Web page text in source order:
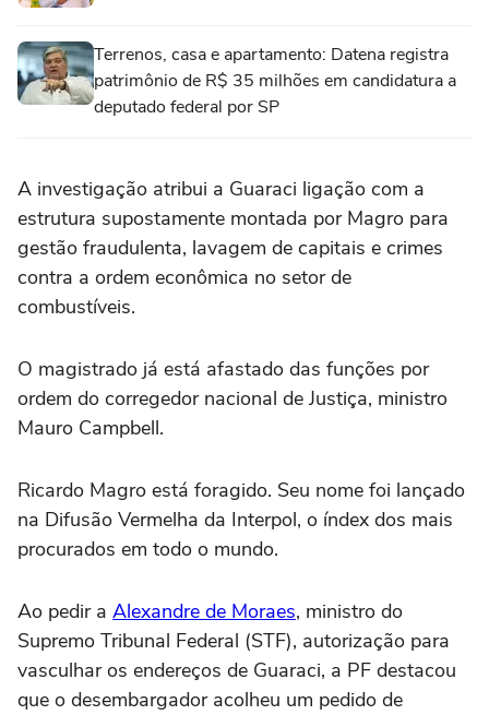
Terrenos, casa e apartamento: Datena registra
patrimônio de R$ 35 milhões em candidatura a
deputado federal por SP
A investigação atribui a Guaraci ligação com a
estrutura supostamente montada por Magro para
gestão fraudulenta, lavagem de capitais e crimes
contra a ordem econômica no setor de
combustíveis.
O magistrado já está afastado das funções por
ordem do corregedor nacional de Justiça, ministro
Mauro Campbell.
Ricardo Magro está foragido. Seu nome foi lançado
na Difusão Vermelha da Interpol, o índex dos mais
procurados em todo o mundo.
Ao pedir a Alexandre de Moraes, ministro do
Supremo Tribunal Federal (STF), autorização para
vasculhar os endereços de Guaraci, a PF destacou
que o desembargador acolheu um pedido de